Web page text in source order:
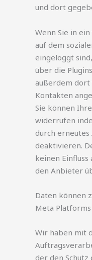
und dort
Wenn Sie in
auf dem
eingeloggt
über die
außerdem
Kontakten
Sie können
widerrufen
durch
deaktivieren.
keinen
den Anbieter
Daten können
Meta Platforms
Wir haben mit
der den